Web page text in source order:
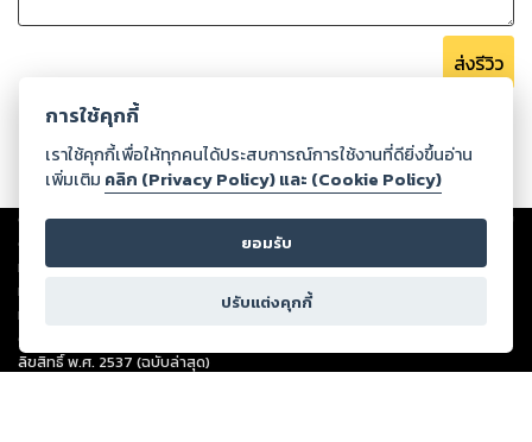
ส่งรีวิว
Copyright ©2026Storylog Co., Ltd. - สตอรี่ล็อกขอสงวนสิทธิ์ไม่รับผิดชอบ
ต่อผลงานหรือเนื้อหาใดที่อัปโหลดผ่านเว็บไซต์และปรากฏว่าละเมิดสิทธิใน
ทรัพย์สินทางปัญญาของบุคคลอื่นหรือขัดต่อกฎหมายและศีลธรรม ดังนั้น ผู้อ่าน
ทุกท่านโปรดใช้วิจารณญาณในการกลั่นกรองด้วยตนเอง และหากท่านพบว่าส่วน
หนึ่งส่วนใดขัดต่อกฎหมายและศีลธรรม กรุณาแจ้งมายังบริษัท เพื่อทีมงานจะได้
ดำเนินการในทันที ทั้งนี้ ทางสตอรี่ล็อกขอสงวนลิขสิทธิ์ตามพระราชบัญญัติ
ลิขสิทธิ์ พ.ศ. 2537 (ฉบับล่าสุด)
การใช้คุกกี้
เราใช้คุกกี้เพื่อให้ทุกคนได้ประสบการณ์การใช้งานที่ดียิ่งขึ้นอ่าน
เพิ่มเติม คลิก (Privacy Policy) และ (Cookie Policy)
ยอมรับ
ปรับแต่งคุกกี้